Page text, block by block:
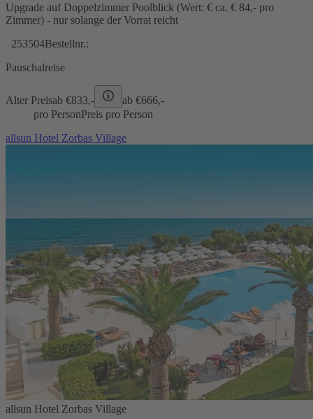
Upgrade auf Doppelzimmer Poolblick (Wert: € ca. € 84,- pro
Zimmer) - nur solange der Vorrat reicht
253504Bestellnr.:
Pauschalreise
Alter Preisab €833,- ab €666,-
pro PersonPreis pro Person
allsun Hotel Zorbas Village
allsun Hotel Zorbas Village